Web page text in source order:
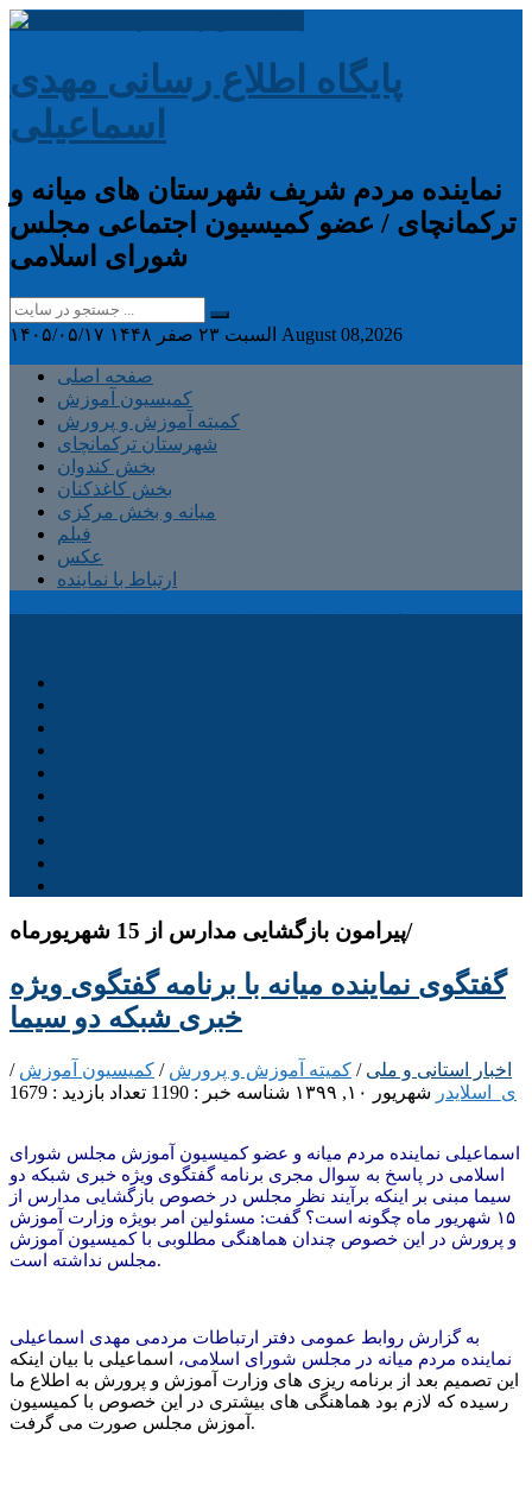
پایگاه اطلاع رسانی مهدی
اسماعیلی
نماینده مردم شریف شهرستان های میانه و
ترکمانچای / عضو کمیسیون اجتماعی مجلس
شورای اسلامی
۱۴۰۵/۰۵/۱۷ السبت ۲۳ صفر ۱۴۴۸ August 08,2026
صفحه اصلی
کمیسیون آموزش
کمیته آموزش و پرورش
شهرستان ترکمانچای
بخش کندوان
بخش کاغذکنان
میانه و بخش مرکزی
فیلم
عکس
ارتباط با نماینده
پیرامون بازگشایی مدارس از 15 شهریورماه/
گفتگوی نماینده میانه با برنامه گفتگوی ویژه
خبری شبکه دو سیما
اخبار استانی و ملی / کمیته آموزش و پرورش / کمیسیون آموزش /
ی_اسلایدر شهریور ۱۰, ۱۳۹۹ شناسه خبر : 1190 تعداد بازدید : 1679
اسلامی در پاسخ به سوال مجری برنامه گفتگوی ویژه خبری شبکه دو
سیما مبنی بر اینکه برآیند نظر مجلس در خصوص بازگشایی مدارس از
۱۵ شهریور ماه چگونه است؟ گفت: مسئولین امر بویژه وزارت آموزش
و پرورش در این خصوص چندان هماهنگی مطلوبی با کمیسیون آموزش
مجلس نداشته است.
به گزارش روابط عمومی دفتر ارتباطات مردمی مهدی اسماعیلی
نماینده مردم میانه در مجلس شورای اسلامی، اسماعیلی با بیان اینکه
این تصمیم بعد از برنامه ریزی های وزارت آموزش و پرورش به اطلاع ما
رسیده که لازم بود هماهنگی های بیشتری در این خصوص با کمیسیون
آموزش مجلس صورت می گرفت.